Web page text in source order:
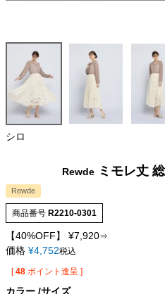
シロ
Rewde ミモレ丈
Rewde
商品番号 R2210-0301
【40%OFF】 ¥7,920⇒
価格 ¥4,752税込
[ 48 ポイント進呈 ]
カラー サイズ